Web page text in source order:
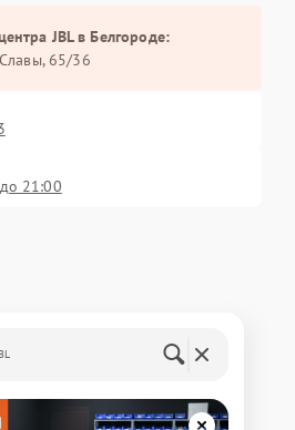
JBL в Белгороде:
65/36
21:00